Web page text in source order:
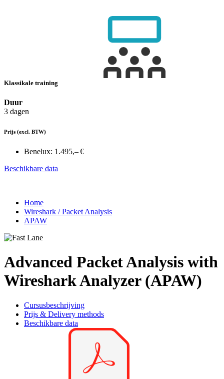
Klassikale training
Duur
3 dagen
Prijs (excl. BTW)
Benelux: 1.495,– €
Beschikbare data
Home
Wireshark / Packet Analysis
APAW
Advanced Packet Analysis with
Wireshark Analyzer (APAW)
Cursusbeschrijving
Prijs & Delivery methods
Beschikbare data